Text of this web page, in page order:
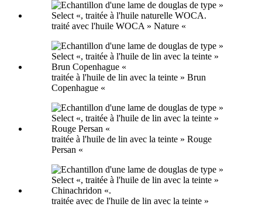
traité avec l'huile WOCA » Nature «
traitée à l'huile de lin avec la teinte » Brun
Copenhague «
traitée à l'huile de lin avec la teinte » Rouge
Persan «
traitée avec de l'huile de lin avec la teinte »